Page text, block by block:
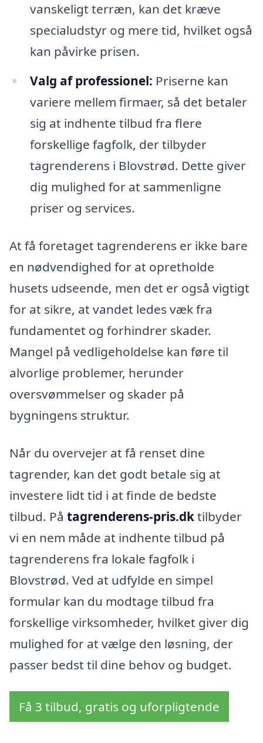
vanskeligt terræn, kan det kræve
specialudstyr og mere tid, hvilket også
kan påvirke prisen.
Valg af professionel: Priserne kan
variere mellem firmaer, så det betaler
sig at indhente tilbud fra flere
forskellige fagfolk, der tilbyder
tagrenderens i Blovstrød. Dette giver
dig mulighed for at sammenligne
priser og services.
At få foretaget tagrenderens er ikke bare
en nødvendighed for at opretholde
husets udseende, men det er også vigtigt
for at sikre, at vandet ledes væk fra
fundamentet og forhindrer skader.
Mangel på vedligeholdelse kan føre til
alvorlige problemer, herunder
oversvømmelser og skader på
bygningens struktur.
Når du overvejer at få renset dine
tagrender, kan det godt betale sig at
investere lidt tid i at finde de bedste
tilbud. På tagrenderens-pris.dktilbyder
vi en nem måde at indhente tilbud på
tagrenderens fra lokale fagfolk i
Blovstrød. Ved at udfylde en simpel
formular kan du modtage tilbud fra
forskellige virksomheder, hvilket giver dig
mulighed for at vælge den løsning, der
passer bedst til dine behov og budget.
Få 3 tilbud, gratis og uforpligtende